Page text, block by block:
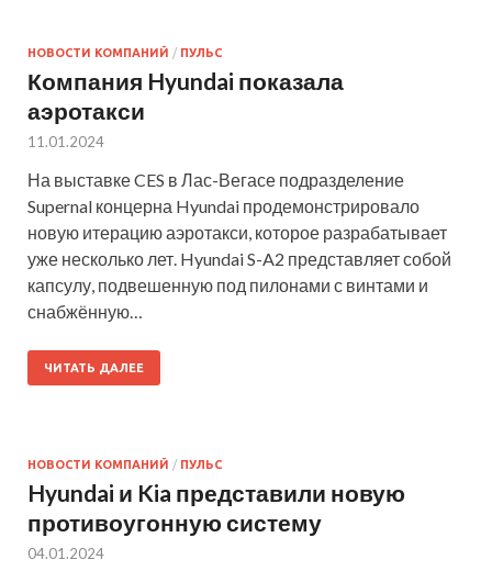
НОВОСТИ КОМПАНИЙ / ПУЛЬС
Компания Hyundai показала
аэротакси
11.01.2024
На выставке CES в Лас-Вегасе подразделение
Supernal концерна Hyundai продемонстрировало
новую итерацию аэротакси, которое разрабатывает
уже несколько лет. Hyundai S-A2 представляет собой
капсулу, подвешенную под пилонами с винтами и
снабжённую…
ЧИТАТЬ ДАЛЕЕ
НОВОСТИ КОМПАНИЙ / ПУЛЬС
Hyundai и Kia представили новую
противоугонную систему
04.01.2024